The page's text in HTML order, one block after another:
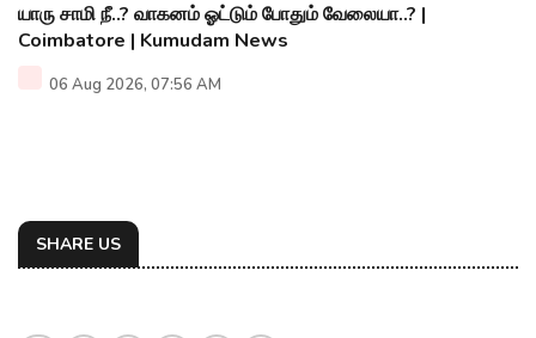
யாரு சாமி நீ..? வாகனம் ஓட்டும் போதும் வேலையா..? |
Coimbatore | Kumudam News
06 Aug 2026, 07:56 AM
SHARE US